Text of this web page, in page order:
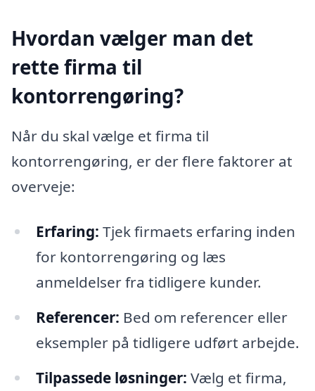
Hvordan vælger man det
rette firma til
kontorrengøring?
Når du skal vælge et firma til
kontorrengøring, er der flere faktorer at
overveje:
Erfaring: Tjek firmaets erfaring inden
for kontorrengøring og læs
anmeldelser fra tidligere kunder.
Referencer: Bed om referencer eller
eksempler på tidligere udført arbejde.
Tilpassede løsninger: Vælg et firma,